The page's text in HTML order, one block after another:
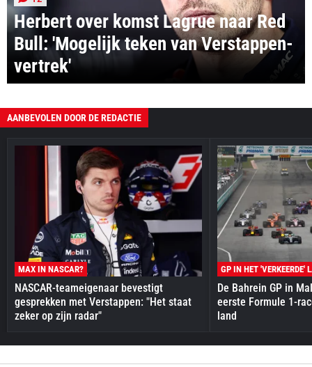
Herbert over komst Lagrue naar Red
Bull: 'Mogelijk teken van Verstappen-
vertrek'
AANBEVOLEN DOOR DE REDACTIE
MAX IN NASCAR?
NASCAR-teameigenaar bevestigt
gesprekken met Verstappen: "Het staat
zeker op zijn radar"
GP IN HET 'VERKEERDE'
De Bahrein GP in
eerste Formule 1-
land